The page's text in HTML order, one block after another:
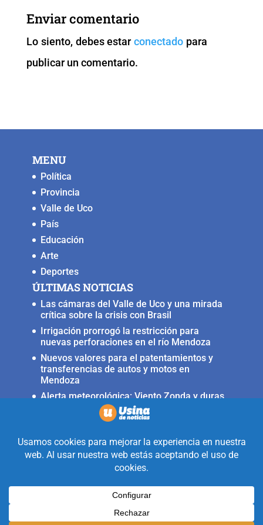
b
o
o
k
A
p
p k
er
Enviar comentario
Lo siento, debes estarconectado para
publicar un comentario.
MENU
Política
Provincia
Valle de Uco
País
Educación
Arte
Deportes
ÚLTIMAS NOTICIAS
Las cámaras del Valle de Uco y una mirada
crítica sobre la crisis con Brasil
Irrigación prorrogó la restricción para
nuevas perforaciones en el río Mendoza
Nuevos valores para el patentamientos y
transferencias de autos y motos en
Mendoza
Alerta meteorológica: Viento Zonda y duras
condiciones en alta montaña
Fuerte terremoto muy cerca del Valle de
Realizado con la mirada equidistante de
alguien a quién solo le interesa
informar que ocurre en Valle de Uco.